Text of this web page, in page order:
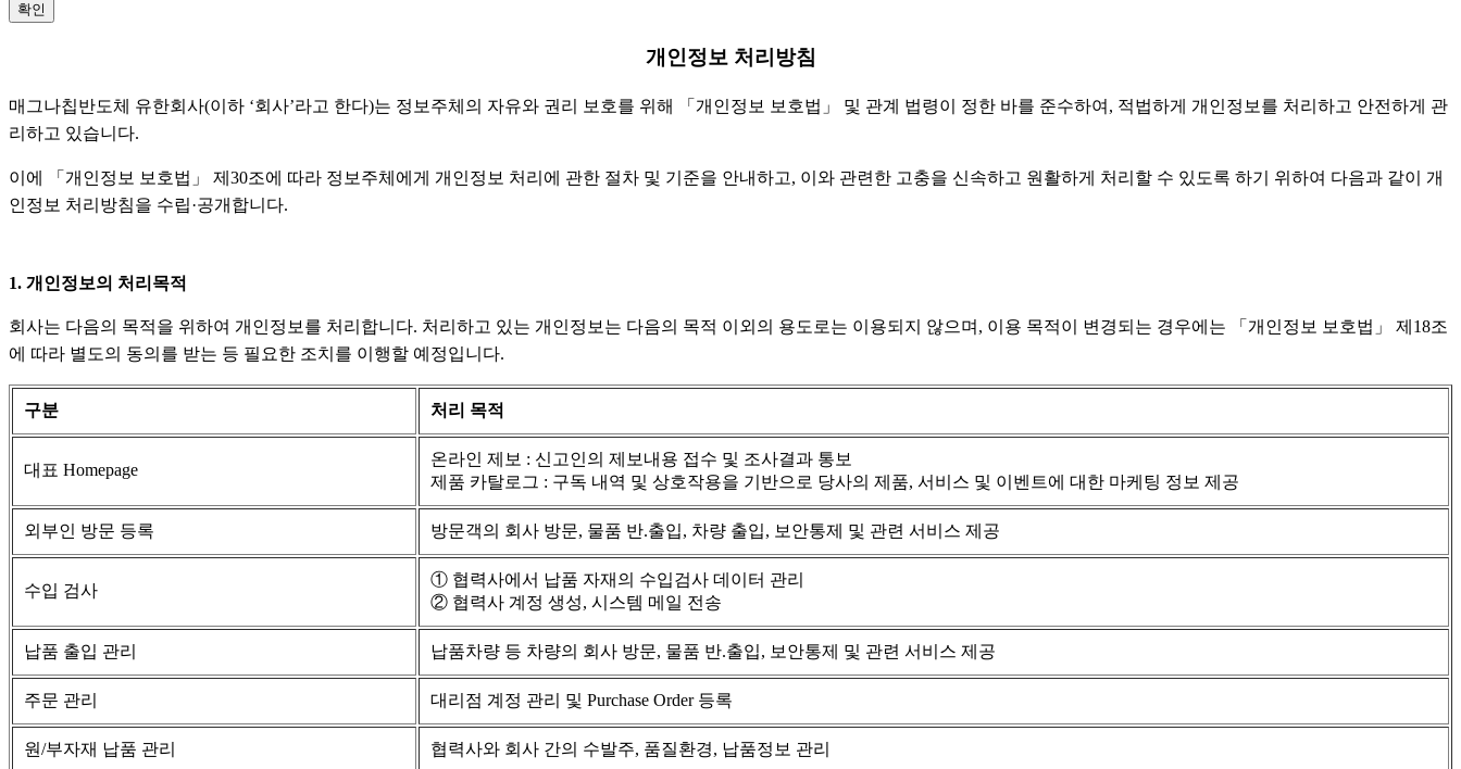
확인
개인정보 처리방침
매그나칩반도체 유한회사(이하 ‘회사’라고 한다)는 정보주체의 자유와 권리 보호를 위해 「개인정보 보호법」 및 관계 법령이 정한 바를 준수하여, 적법하게 개인정보를 처리하고 안전하게 관
리하고 있습니다.
이에 「개인정보 보호법」 제30조에 따라 정보주체에게 개인정보 처리에 관한 절차 및 기준을 안내하고, 이와 관련한 고충을 신속하고 원활하게 처리할 수 있도록 하기 위하여 다음과 같이 개
인정보 처리방침을 수립·공개합니다.
1. 개인정보의 처리목적
회사는 다음의 목적을 위하여 개인정보를 처리합니다. 처리하고 있는 개인정보는 다음의 목적 이외의 용도로는 이용되지 않으며, 이용 목적이 변경되는 경우에는 「개인정보 보호법」 제18조
에 따라 별도의 동의를 받는 등 필요한 조치를 이행할 예정입니다.
구분 처리 목적
대표 Homepage
온라인 제보 : 신고인의 제보내용 접수 및 조사결과 통보
제품 카탈로그 : 구독 내역 및 상호작용을 기반으로 당사의 제품, 서비스 및 이벤트에 대한 마케팅 정보 제공
외부인 방문 등록 방문객의 회사 방문, 물품 반.출입, 차량 출입, 보안통제 및 관련 서비스 제공
수입 검사
① 협력사에서 납품 자재의 수입검사 데이터 관리
② 협력사 계정 생성, 시스템 메일 전송
납품 출입 관리 납품차량 등 차량의 회사 방문, 물품 반.출입, 보안통제 및 관련 서비스 제공
주문 관리 대리점 계정 관리 및 Purchase Order 등록
원/부자재 납품 관리 협력사와 회사 간의 수발주, 품질환경, 납품정보 관리